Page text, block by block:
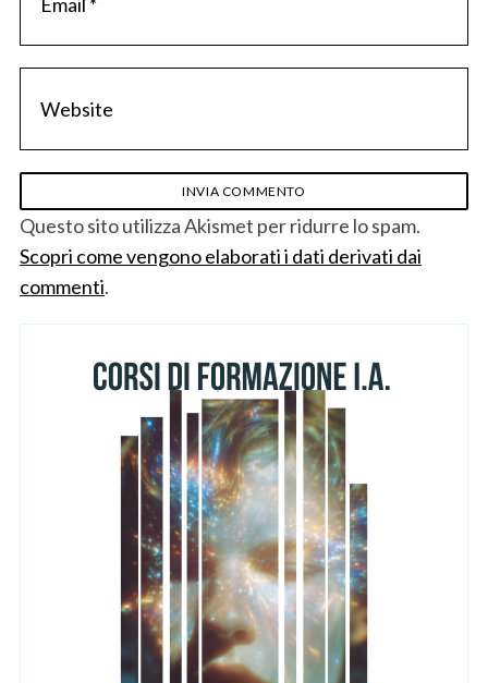
Questo sito utilizza Akismet per ridurre lo spam.
Scopri come vengono elaborati i dati derivati dai
commenti.